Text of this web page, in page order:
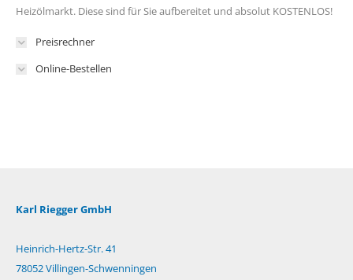
Heizölmarkt. Diese sind für Sie aufbereitet und absolut KOSTENLOS!
Preisrechner
Online-Bestellen
Karl Riegger GmbH
Heinrich-Hertz-Str. 41
78052 Villingen-Schwenningen